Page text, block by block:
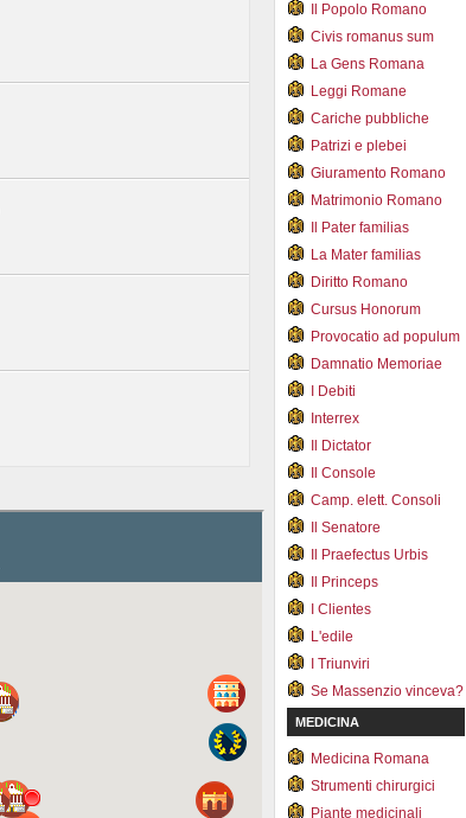
Il Popolo Romano
Civis romanus sum
La Gens Romana
Leggi Romane
Cariche pubbliche
Patrizi e plebei
Giuramento Romano
Matrimonio Romano
Il Pater familias
La Mater familias
Diritto Romano
Cursus Honorum
Provocatio ad populum
Damnatio Memoriae
I Debiti
Interrex
Il Dictator
Il Console
Camp. elett. Consoli
Il Senatore
Il Praefectus Urbis
Il Princeps
I Clientes
L'edile
I Triunviri
Se Massenzio vinceva?
MEDICINA
Medicina Romana
Strumenti chirurgici
Piante medicinali